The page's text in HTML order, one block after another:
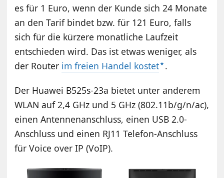
es für 1 Euro, wenn der Kunde sich 24 Monate
an den Tarif bindet bzw. für 121 Euro, falls
sich für die kürzere monatliche Laufzeit
entschieden wird. Das ist etwas weniger, als
der Router im freien Handel kostet .
Der Huawei B525s-23a bietet unter anderem
WLAN auf 2,4 GHz und 5 GHz (802.11b/g/n/ac),
einen Antennenanschluss, einen USB 2.0-
Anschluss und einen RJ11 Telefon-Anschluss
für Voice over IP (VoIP).